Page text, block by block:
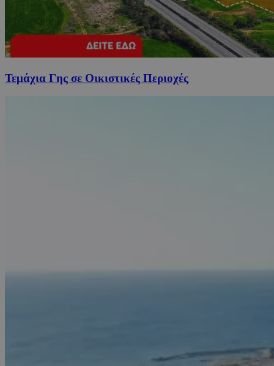
Τεμάχια Γης σε Οικιστικές Περιοχές